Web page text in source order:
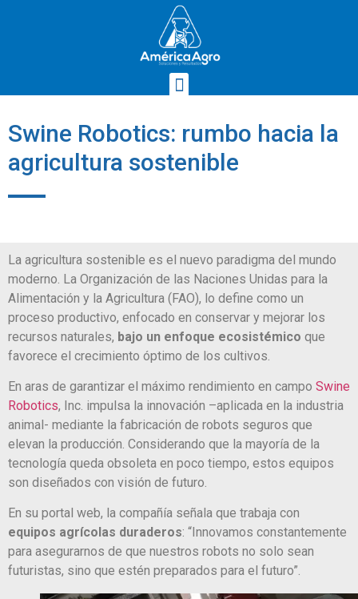
Swine Robotics: rumbo hacia la
agricultura sostenible
La agricultura sostenible es el nuevo paradigma del mundo
moderno. La Organización de las Naciones Unidas para la
Alimentación y la Agricultura (FAO), lo define como un
proceso productivo, enfocado en conservar y mejorar los
recursos naturales, bajo un enfoque ecosistémico que
favorece el crecimiento óptimo de los cultivos.
En aras de garantizar el máximo rendimiento en campo Swine
Robotics, Inc. impulsa la innovación –aplicada en la industria
animal- mediante la fabricación de robots seguros que
elevan la producción. Considerando que la mayoría de la
tecnología queda obsoleta en poco tiempo, estos equipos
son diseñados con visión de futuro.
En su portal web, la compañía señala que trabaja con
equipos agrícolas duraderos: “Innovamos constantemente
para asegurarnos de que nuestros robots no solo sean
futuristas, sino que estén preparados para el futuro”.